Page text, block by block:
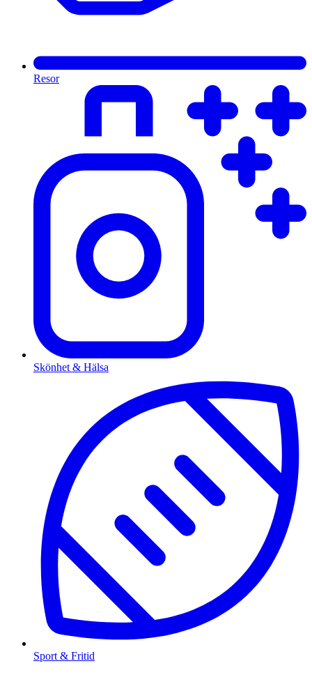
Resor
Skönhet & Hälsa
Sport & Fritid